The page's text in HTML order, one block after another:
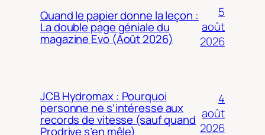
Quand le papier donne la leçon :
La double page géniale du
magazine Evo (Août 2026)
5
août
2026
JCB Hydromax : Pourquoi
personne ne s’intéresse aux
records de vitesse (sauf quand
Prodrive s’en mêle)
4
août
2026